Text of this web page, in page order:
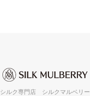
シルク専門店 シルクマルベリー